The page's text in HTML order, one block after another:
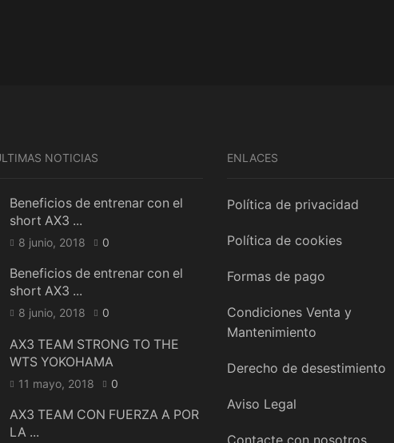
NOTICIAS
Beneficios de entrenar con el
short AX3 ...
8 junio, 2018 0
Beneficios de entrenar con el
short AX3 ...
8 junio, 2018 0
AX3 TEAM STRONG TO THE
WTS YOKOHAMA
11 mayo, 2018 0
AX3 TEAM CON FUERZA A POR
LA ...
ENLACES
Política de privacidad
Política de cookies
Formas de pago
Condiciones Venta y
Mantenimiento
Derecho de desestimiento
Aviso Legal
Contacte con nosotros